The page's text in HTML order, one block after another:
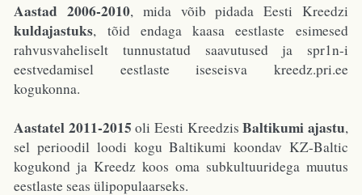
Aastad 2006-2010, mida võib pidada Eesti Kreedzi
kuldajastuks, tõid endaga kaasa eestlaste esimesed
rahvusvaheliselt tunnustatud saavutused ja spr1n-i
eestvedamisel eestlaste iseseisva kreedz.pri.ee
kogukonna.
Aastatel 2011-2015 oli Eesti KreedzisBaltikumi ajastu,
sel perioodil loodi kogu Baltikumi koondav KZ-Baltic
kogukond ja Kreedz koos oma subkultuuridega muutus
eestlaste seas ülipopulaarseks.